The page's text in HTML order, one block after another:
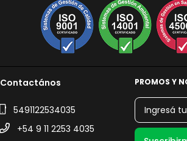
Contactános
5491122534035
+54 9 11 2253 4035
PROMOS Y